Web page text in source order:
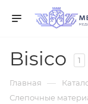
Bisico 1
Главная —
Слепочные